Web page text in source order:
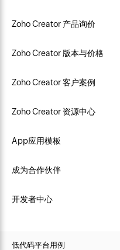
Zoho Creator 产品询价
Zoho Creator 版本与价格
Zoho Creator 客户案例
Zoho Creator 资源中心
App应用模板
成为合作伙伴
开发者中心
低代码平台用例